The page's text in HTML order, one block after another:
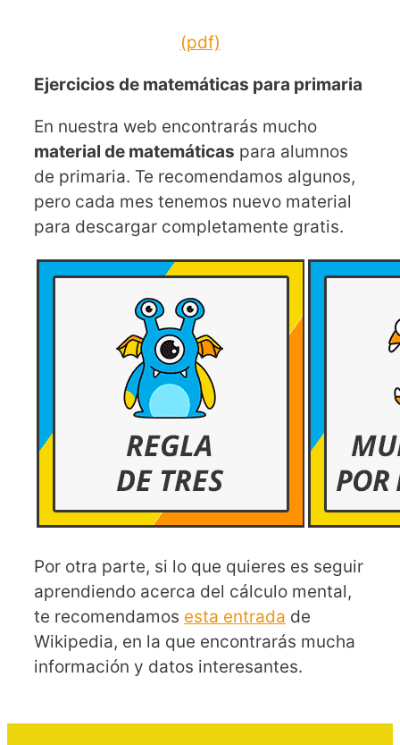
(pdf)
Ejercicios de matemáticas para primaria
En nuestra web encontrarás mucho
material de matemáticas para alumnos
de primaria. Te recomendamos algunos,
pero cada mes tenemos nuevo material
para descargar completamente gratis.
Por otra parte, si lo que quieres es seguir
aprendiendo acerca del cálculo mental,
te recomendamos esta entrada de
Wikipedia, en la que encontrarás mucha
información y datos interesantes.